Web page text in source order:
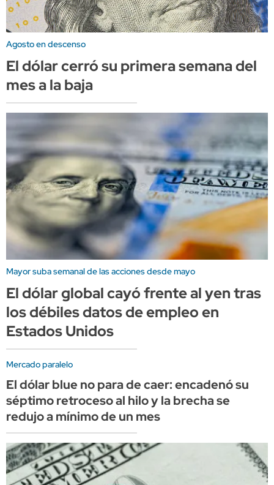
Agosto en descenso
El dólar cerró su primera semana del
mes a la baja
Mayor suba semanal de las acciones desde mayo
El dólar global cayó frente al yen tras
los débiles datos de empleo en
Estados Unidos
Mercado paralelo
El dólar blue no para de caer: encadenó su
séptimo retroceso al hilo y la brecha se
redujo a mínimo de un mes